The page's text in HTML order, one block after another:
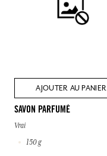
AJOUTER AU PANIER
SAVON PARFUMÉ
Vrai
150 g